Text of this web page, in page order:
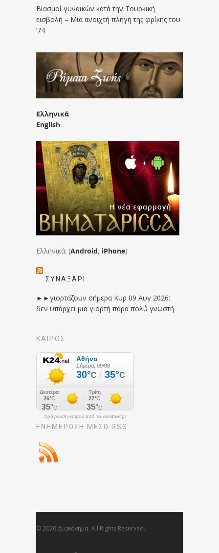
Βιασμοί γυναικών κατά την Τουρκική
εισβολή – Μια ανοιχτή πληγή της φρίκης του
’74
Ελληνικά
English
Ελληνικά: (Android, iPhone)
ΣΥΝΑΞΆΡΙ
►►γιορτάζουν σήμερα Κυρ 09 Αυγ 2026:
δεν υπάρχει μια γιορτή πάρα πολύ γνωστή
ΚΑΙΡΟΣ
πρόγνωση καιρού από το weather.gr
ΕΝΗΜΈΡΩΣΉ ΜΕΣΩ RSS
© 2026 Διακόνημα. All Rights Reserved.